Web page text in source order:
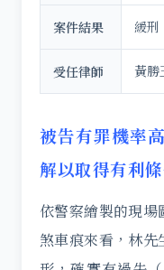
案件結果 緩刑
受任律師 黃
被告有罪機率
解以取得有利
依警察繪製的現
煞車痕來看，林